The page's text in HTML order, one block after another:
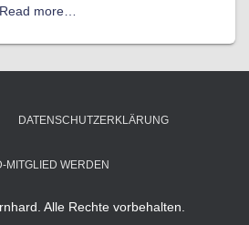
Read more…
DATENSCHUTZERKLÄRUNG
MITGLIED WERDEN
Alle Rechte vorbehalten.